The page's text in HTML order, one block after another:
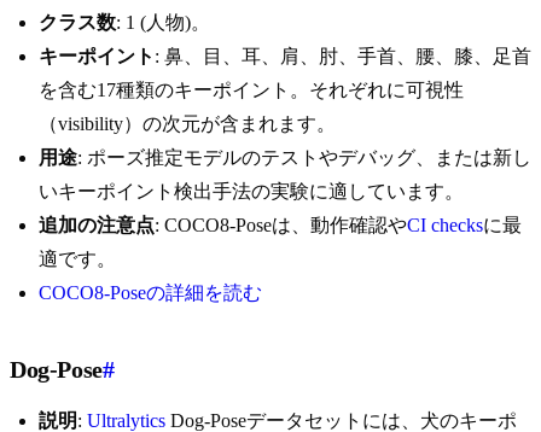
クラス数: 1 (人物)。
キーポイント : 鼻、目、耳、肩、肘、手首、腰、膝、足首
を含む17種類のキーポイント。それぞれに可視性
（visibility）の次元が含まれます。
用途: ポーズ推定モデルのテストやデバッグ、または新し
いキーポイント検出手法の実験に適しています。
追加の注意点: COCO8-Poseは、動作確認やCI checksに最
適です。
COCO8-Poseの詳細を読む
Dog-Pose#
説明: Ultralytics Dog-Poseデータセットには、犬のキーポ